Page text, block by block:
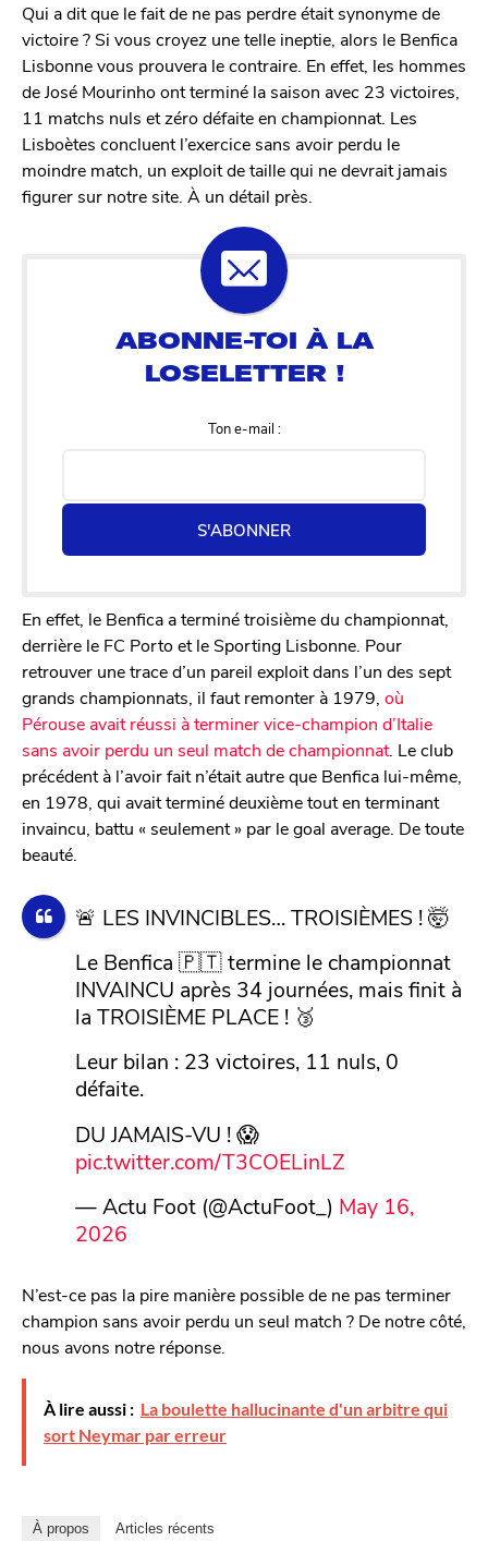
Qui a dit que le fait de ne pas perdre était synonyme de
victoire ? Si vous croyez une telle ineptie, alors le Benfica
Lisbonne vous prouvera le contraire. En effet, les hommes
de José Mourinho ont terminé la saison avec 23 victoires,
11 matchs nuls et zéro défaite en championnat. Les
Lisboètes concluent l’exercice sans avoir perdu le
moindre match, un exploit de taille qui ne devrait jamais
figurer sur notre site. À un détail près.
Ton e-mail :
S'ABONNER
En effet, le Benfica a terminé troisième du championnat,
derrière le FC Porto et le Sporting Lisbonne. Pour
retrouver une trace d’un pareil exploit dans l’un des sept
grands championnats, il faut remonter à 1979, où
Pérouse avait réussi à terminer vice-champion d’Italie
sans avoir perdu un seul match de championnat. Le club
précédent à l’avoir fait n’était autre que Benfica lui-même,
en 1978, qui avait terminé deuxième tout en terminant
invaincu, battu « seulement » par le goal average. De toute
beauté.
🚨 LES INVINCIBLES… TROISIÈMES ! 🤯
Le Benfica 🇵🇹 termine le championnat
INVAINCU après 34 journées, mais finit à
la TROISIÈME PLACE ! 🥉
Leur bilan : 23 victoires, 11 nuls, 0
défaite.
DU JAMAIS-VU ! 😱
pic.twitter.com/T3COELinLZ
— Actu Foot (@ActuFoot_) May 16,
2026
N’est-ce pas la pire manière possible de ne pas terminer
champion sans avoir perdu un seul match ? De notre côté,
nous avons notre réponse.
À lire aussi : La boulette hallucinante d'un arbitre qui
sort Neymar par erreur
À propos Articles récents